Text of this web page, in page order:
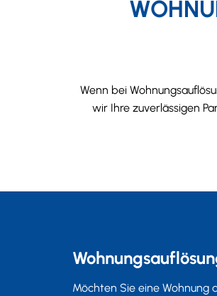
Wenn bei
wir Ihre zuverlässigen
Möchten Sie eine Wohnung